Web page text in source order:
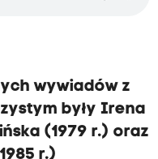
wywiadów z
były Irena
(1979 r.) oraz
r.)